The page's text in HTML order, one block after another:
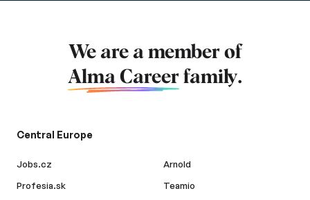
We are a member of
Alma Career family.
Central Europe
Jobs.cz
Profesia.sk
Arnold
Teamio